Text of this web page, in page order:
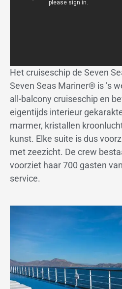
Het cruiseschip de Seven
Seven Seas Mariner® is ’s
all-balcony cruiseschip en
eigentijds interieur
marmer, kristallen
kunst. Elke suite is dus
met zeezicht. De crew
voorziet haar 700 gasten
service.